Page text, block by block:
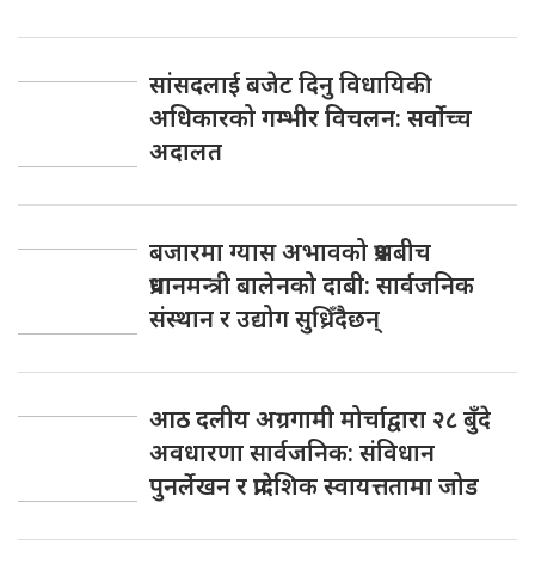
सांसदलाई बजेट दिनु विधायिकी
अधिकारको गम्भीर विचलन: सर्वोच्च
अदालत
बजारमा ग्यास अभावको प्रश्नबीच
प्रधानमन्त्री बालेनको दाबी: सार्वजनिक
संस्थान र उद्योग सुध्रिँदैछन्
आठ दलीय अग्रगामी मोर्चाद्वारा २८ बुँदे
अवधारणा सार्वजनिक: संविधान
पुनर्लेखन र प्रादेशिक स्वायत्ततामा जोड